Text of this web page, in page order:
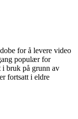
for å levere video
populær for
bruk på grunn av
fortsatt i eldre